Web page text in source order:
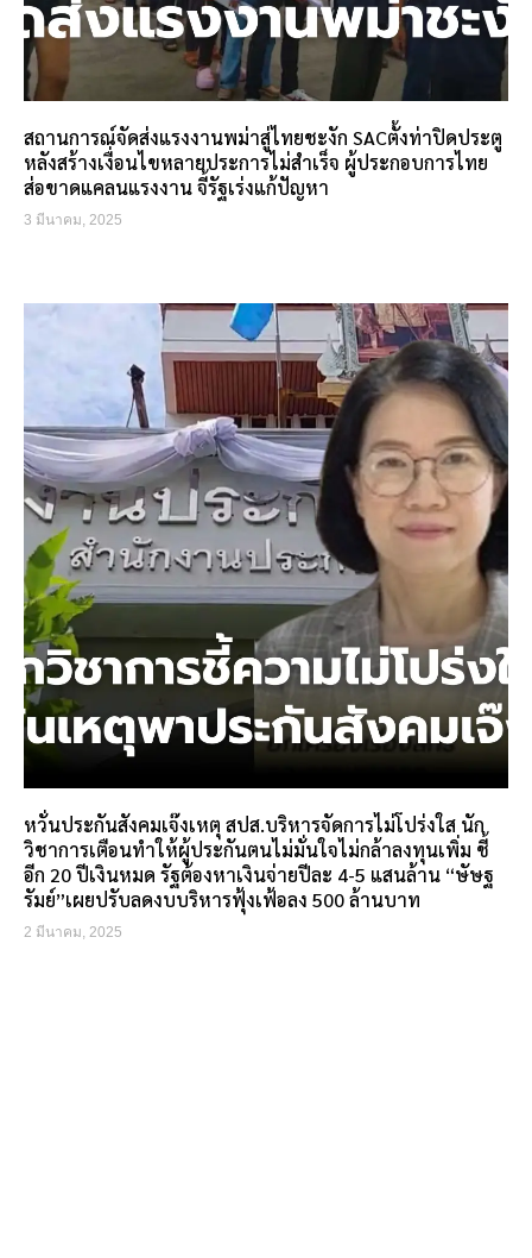
สถานการณ์จัดส่งแรงงานพม่าสู่ไทยชะงัก SACตั้งท่าปิดประตู
หลังสร้างเงื่อนไขหลายประการไม่สำเร็จ ผู้ประกอบการไทย
ส่อขาดแคลนแรงงาน จี้รัฐเร่งแก้ปัญหา
3 มีนาคม, 2025
หวั่นประกันสังคมเจ๊งเหตุ สปส.บริหารจัดการไม่โปร่งใส นัก
วิชาการเตือนทำให้ผู้ประกันตนไม่มั่นใจไม่กล้าลงทุนเพิ่ม ชี้
อีก 20 ปีเงินหมด รัฐต้องหาเงินจ่ายปีละ 4-5 แสนล้าน “ษัษฐ
รัมย์”เผยปรับลดงบบริหารฟุ้งเฟ้อลง 500 ล้านบาท
2 มีนาคม, 2025